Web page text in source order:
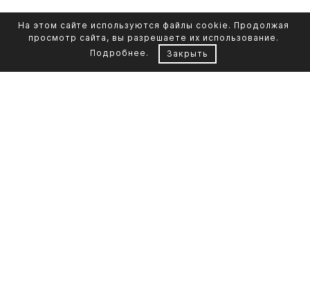
На этом сайте используются файлы cookie. Продолжая
просмотр сайта, вы разрешаете их использование.
Подробнее . Закрыть